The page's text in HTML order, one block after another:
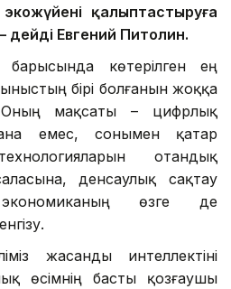
қалыптастыруға
дейді Евгений Питолин.
көтерілген ең
бірі болғанын жоққа
мақсаты – цифрлық
емес, сонымен қатар
отандық
денсаулық сақтау
өзге де
жасанды интеллектіні
өсімнің басты қозғаушы